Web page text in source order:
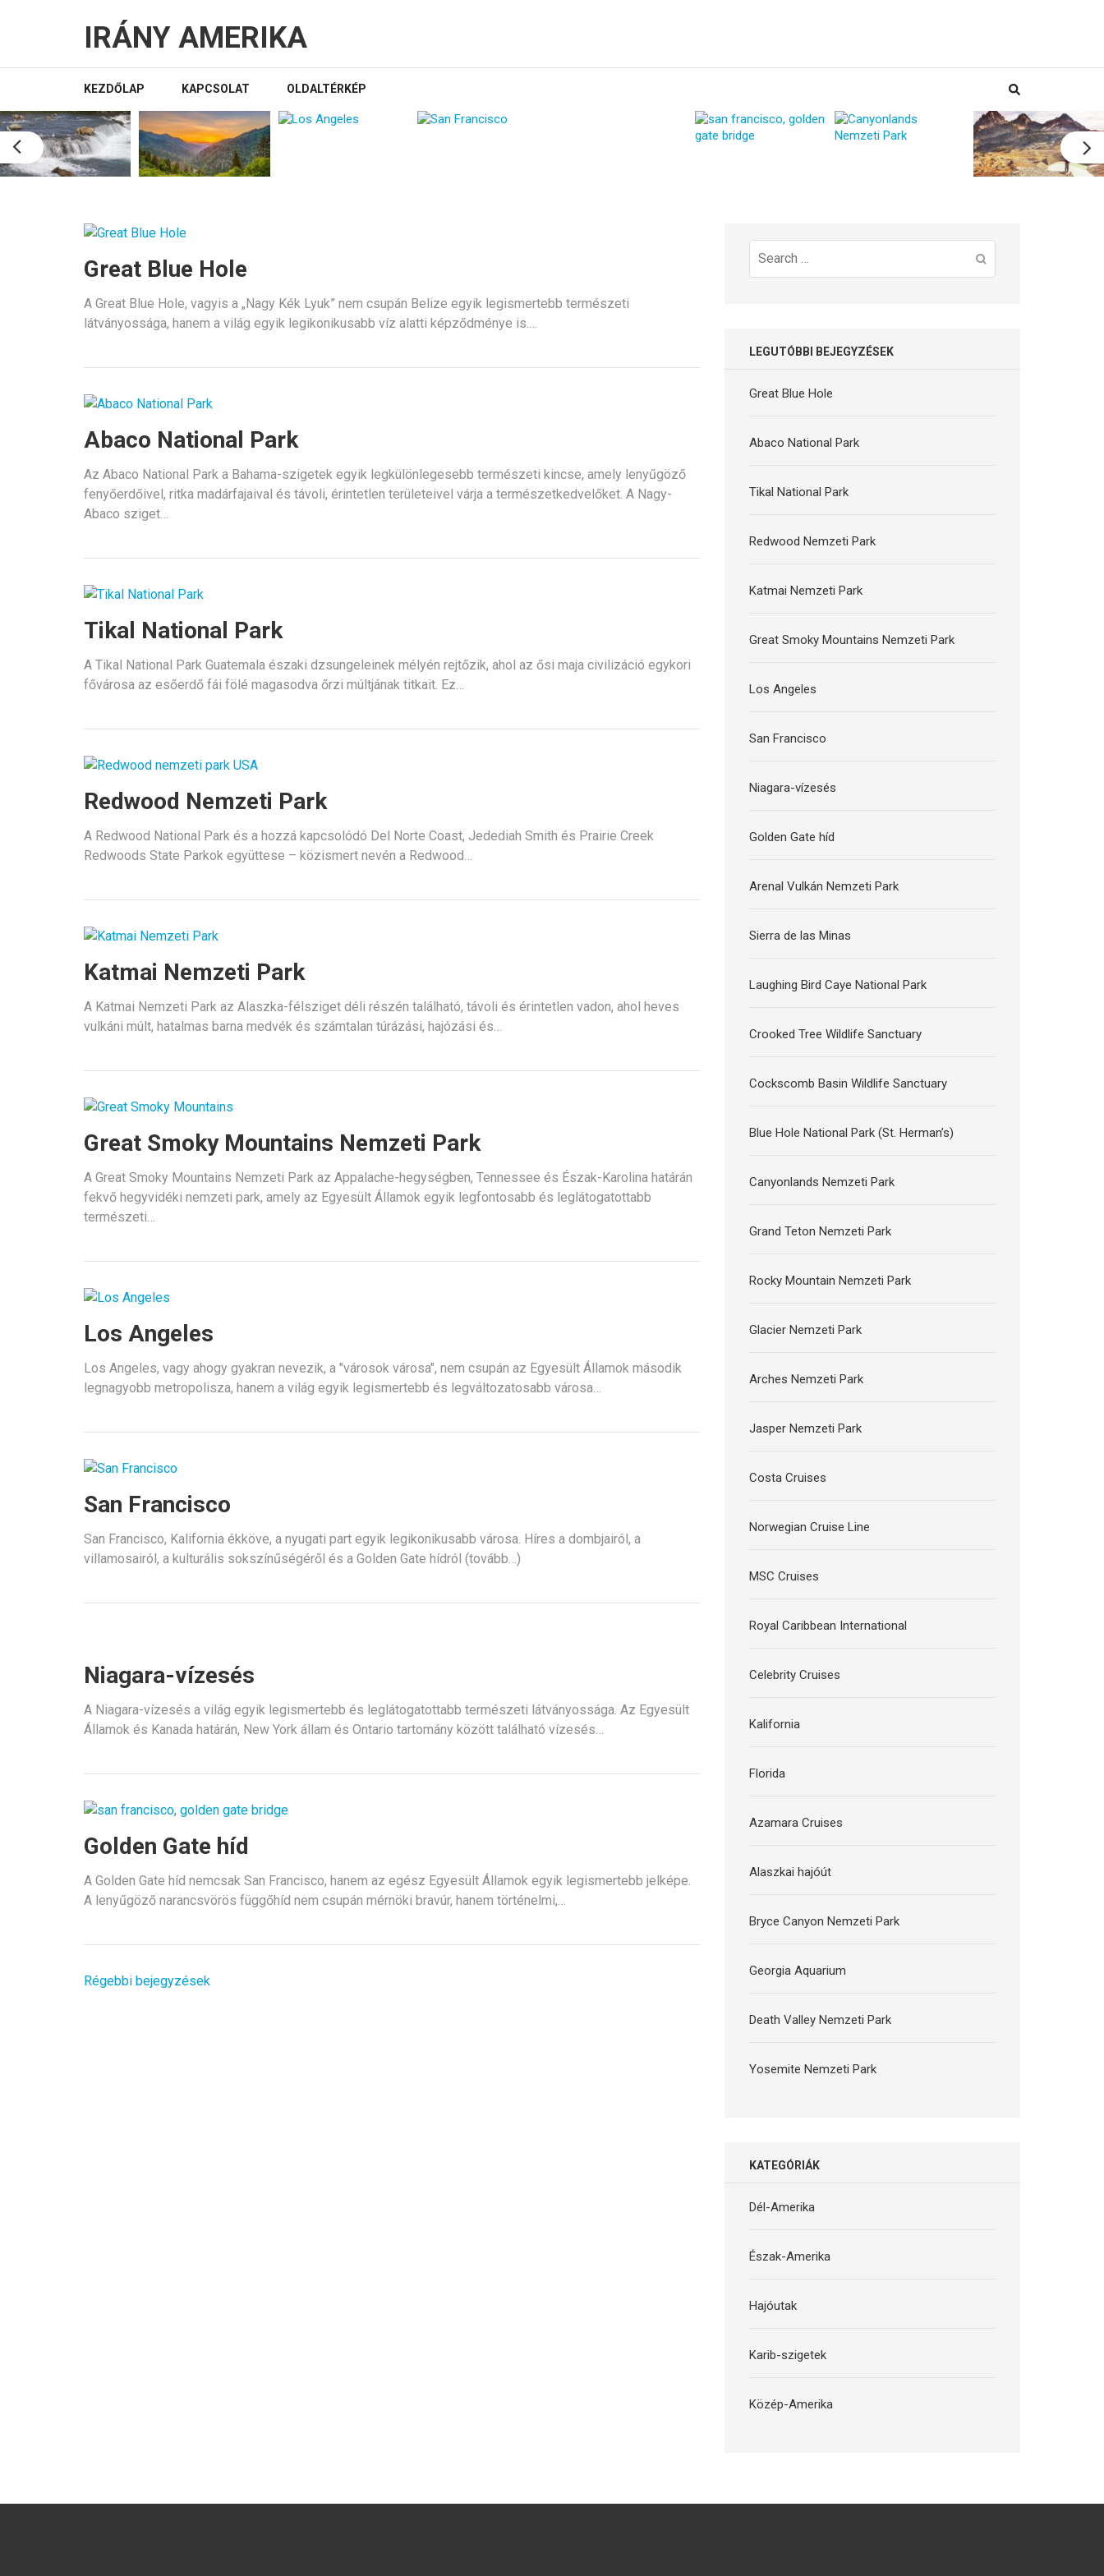
IRÁNY AMERIKA
KEZDŐLAP KAPCSOLAT OLDALTÉRKÉP
Great Blue Hole
A Great Blue Hole, vagyis a „Nagy Kék Lyuk” nem csupán Belize egyik legismertebb természeti
látványossága, hanem a világ egyik legikonikusabb víz alatti képződménye is.…
Abaco National Park
Az Abaco National Park a Bahama-szigetek egyik legkülönlegesebb természeti kincse, amely lenyűgöző
fenyőerdőivel, ritka madárfajaival és távoli, érintetlen területeivel várja a természetkedvelőket. A Nagy-
Abaco sziget…
Tikal National Park
A Tikal National Park Guatemala északi dzsungeleinek mélyén rejtőzik, ahol az ősi maja civilizáció egykori
fővárosa az esőerdő fái fölé magasodva őrzi múltjának titkait. Ez…
Redwood Nemzeti Park
A Redwood National Park és a hozzá kapcsolódó Del Norte Coast, Jedediah Smith és Prairie Creek
Redwoods State Parkok együttese – közismert nevén a Redwood…
Katmai Nemzeti Park
A Katmai Nemzeti Park az Alaszka-félsziget déli részén található, távoli és érintetlen vadon, ahol heves
vulkáni múlt, hatalmas barna medvék és számtalan túrázási, hajózási és…
Great Smoky Mountains Nemzeti Park
A Great Smoky Mountains Nemzeti Park az Appalache-hegységben, Tennessee és Észak-Karolina határán
fekvő hegyvidéki nemzeti park, amely az Egyesült Államok egyik legfontosabb és leglátogatottabb
természeti…
Los Angeles
Los Angeles, vagy ahogy gyakran nevezik, a "városok városa", nem csupán az Egyesült Államok második
legnagyobb metropolisza, hanem a világ egyik legismertebb és legváltozatosabb városa…
San Francisco
San Francisco, Kalifornia ékköve, a nyugati part egyik legikonikusabb városa. Híres a dombjairól, a
villamosairól, a kulturális sokszínűségéről és a Golden Gate hídról (tovább…)
Niagara-vízesés
A Niagara-vízesés a világ egyik legismertebb és leglátogatottabb természeti látványossága. Az Egyesült
Államok és Kanada határán, New York állam és Ontario tartomány között található vízesés…
Golden Gate híd
A Golden Gate híd nemcsak San Francisco, hanem az egész Egyesült Államok egyik legismertebb jelképe.
A lenyűgöző narancsvörös függőhíd nem csupán mérnöki bravúr, hanem történelmi,…
Bejegyzés
Régebbi bejegyzések
Search
for:
LEGUTÓBBI BEJEGYZÉSEK
Great Blue Hole
Abaco National Park
Tikal National Park
Redwood Nemzeti Park
Katmai Nemzeti Park
Great Smoky Mountains Nemzeti Park
Los Angeles
San Francisco
Niagara-vízesés
Golden Gate híd
Arenal Vulkán Nemzeti Park
Sierra de las Minas
Laughing Bird Caye National Park
Crooked Tree Wildlife Sanctuary
Cockscomb Basin Wildlife Sanctuary
Blue Hole National Park (St. Herman’s)
Canyonlands Nemzeti Park
Grand Teton Nemzeti Park
Rocky Mountain Nemzeti Park
Glacier Nemzeti Park
Arches Nemzeti Park
Jasper Nemzeti Park
Costa Cruises
Norwegian Cruise Line
MSC Cruises
Royal Caribbean International
Celebrity Cruises
Kalifornia
Florida
Azamara Cruises
Alaszkai hajóút
Bryce Canyon Nemzeti Park
Georgia Aquarium
Death Valley Nemzeti Park
Yosemite Nemzeti Park
KATEGÓRIÁK
Dél-Amerika
Észak-Amerika
Hajóutak
Karib-szigetek
Közép-Amerika